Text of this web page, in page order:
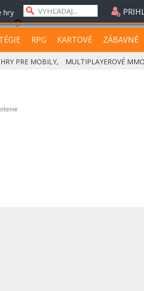
hry
RPG KARTOVÉ ZÁBAVNÉ
HRY PRE MOBILY, MULTIPLAYEROVÉ